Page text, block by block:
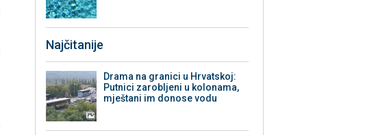
Najčitanije
Drama na granici u Hrvatskoj:
Putnici zarobljeni u kolonama,
mještani im donose vodu